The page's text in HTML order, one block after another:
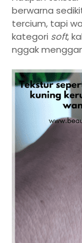
berwarna
tercium, tapi
kategori soft,
nggak